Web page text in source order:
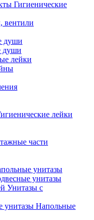
Гигиенические
вентили
души
души
лейки
лейки
части
унитазы
унитазы
Унитазы с
Напольные